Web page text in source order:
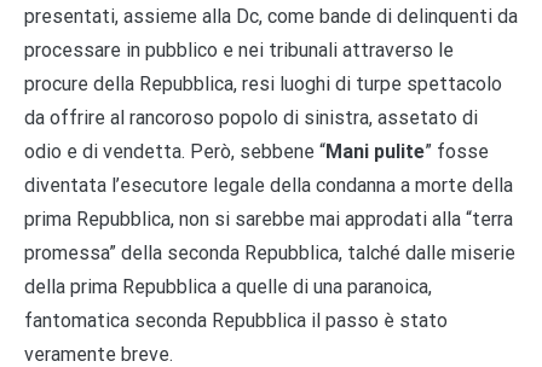
presentati, assieme alla Dc, come bande di delinquenti da
processare in pubblico e nei tribunali attraverso le
procure della Repubblica, resi luoghi di turpe spettacolo
da offrire al rancoroso popolo di sinistra, assetato di
odio e di vendetta. Però, sebbene “Mani pulite” fosse
diventata l’esecutore legale della condanna a morte della
prima Repubblica, non si sarebbe mai approdati alla “terra
promessa” della seconda Repubblica, talché dalle miserie
della prima Repubblica a quelle di una paranoica,
fantomatica seconda Repubblica il passo è stato
veramente breve.